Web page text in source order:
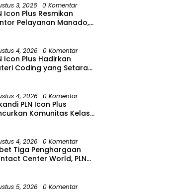
3, 2026 0 Komentar
Icon Plus Resmikan
Pelayanan Manado,
4, 2026 0 Komentar
Icon Plus Hadirkan
Coding yang Setara
4, 2026 0 Komentar
PLN Icon Plus
Komunitas Kelas
4, 2026 0 Komentar
Tiga Penghargaan
Center World, PLN
ICONNET
5, 2026 0 Komentar